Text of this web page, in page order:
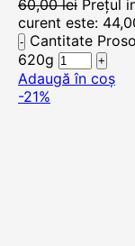
60,00lei Prețul
curent este:
Cantitate
620g
Adaugă în coș
-21%